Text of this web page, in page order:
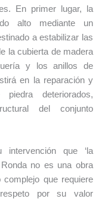
En primer lugar, la
alto mediante un
a estabilizar las
la cubierta de madera
y los anillos de
en la reparación y
deteriorados,
del conjunto
intervención que ‘la
no es una obra
que requiere
por su valor